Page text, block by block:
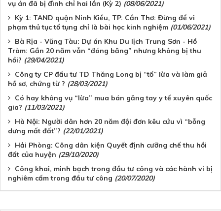
vụ án đã bị đình chỉ hai lần (Kỳ 2) (08/06/2021)
Kỳ 1: TAND quận Ninh Kiều, TP. Cần Thơ: Đừng để vi
phạm thủ tục tố tụng chỉ là bài học kinh nghiệm (01/06/2021)
Bà Rịa - Vũng Tàu: Dự án Khu Du lịch Trung Sơn - Hồ
Tràm: Gần 20 năm vẫn “đóng băng” nhưng không bị thu
hồi? (29/04/2021)
Công ty CP đầu tư TD Thăng Long bị “tố” lừa và làm giả
hồ sơ, chứng từ ? (28/03/2021)
Có hay không vụ “lừa” mua bán găng tay y tế xuyên quốc
gia? (11/03/2021)
Hà Nội: Người dân hơn 20 năm đội đơn kêu cứu vì “bỗng
dưng mất đất”? (22/01/2021)
Hải Phòng: Công dân kiện Quyết định cưỡng chế thu hồi
đất của huyện (29/10/2020)
Công khai, minh bạch trong đầu tư công và các hành vi bị
nghiêm cấm trong đầu tư công (20/07/2020)